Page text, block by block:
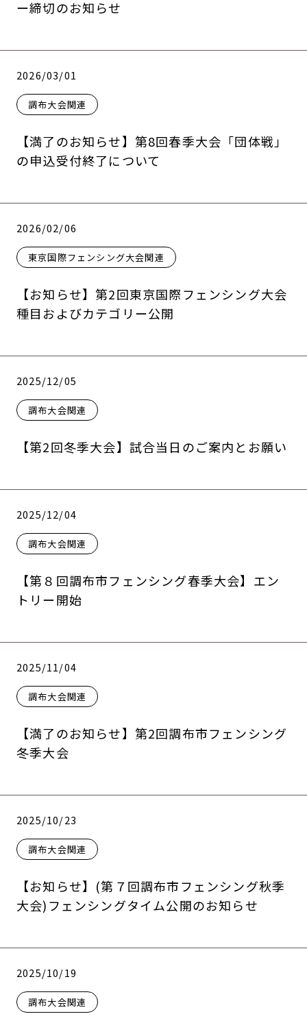
ー締切のお知らせ
2026/03/01
調布大会関連
【満了のお知らせ】第8回春季大会「団体戦」
の申込受付終了について
2026/02/06
東京国際フェンシング大会関連
【お知らせ】第2回東京国際フェンシング大会
種目およびカテゴリー公開
2025/12/05
調布大会関連
【第2回冬季大会】試合当日のご案内とお願い
2025/12/04
調布大会関連
【第８回調布市フェンシング春季大会】エン
トリー開始
2025/11/04
調布大会関連
【満了のお知らせ】第2回調布市フェンシング
冬季大会
2025/10/23
調布大会関連
【お知らせ】(第７回調布市フェンシング秋季
大会)フェンシングタイム公開のお知らせ
2025/10/19
調布大会関連